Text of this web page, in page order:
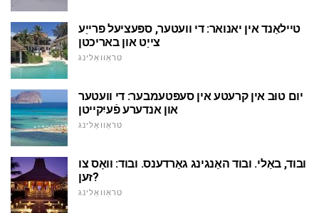
טיילאַנד אין יאנואר: די וועטער, ספּעציעל פרייַע
צייַט און באריכטן
טראַוואַלינג
יום טוּב אין קרעטע אין סעפּטעמבער: די וועטער
און אנדערע פֿעיִקייטן
טראַוואַלינג
ובוד, באַלי. ובוד האַנגינג גאַרדענס. ובוד: וואָס צו
זען?
טראַוואַלינג